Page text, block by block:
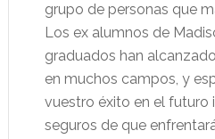
grupo de personas que
Los ex alumnos de
graduados han
en muchos campos, y
vuestro éxito en el futuro
seguros de que